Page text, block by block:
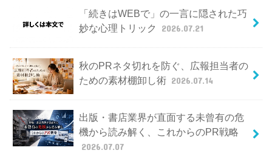
「続きはWEBで」の一言に隠された巧
妙な心理トリック
2026.07.21
秋のPRネタ切れを防ぐ、広報担当者の
ための素材棚卸し術 2026.07.14
出版・書店業界が直面する未曾有の危
機から読み解く、これからのPR戦略
2026.07.07